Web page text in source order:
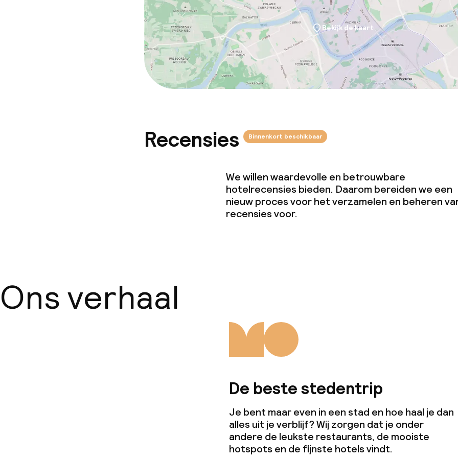
Bekijk de kaart
Recensies Binnenkort beschikbaar
We willen waardevolle en betrouwbare
hotelrecensies bieden. Daarom bereiden we een
nieuw proces voor het verzamelen en beheren
recensies voor.
Ons verhaal
De beste stedentrip
Je bent maar even in een stad en hoe haal je dan
alles uit je verblijf? Wij zorgen dat je onder
andere de leukste restaurants, de mooiste
hotspots en de fijnste hotels vindt.